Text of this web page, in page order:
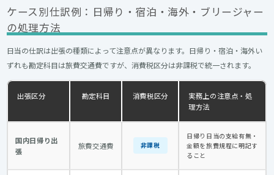
ケース別仕訳例：日帰り・宿泊・海外・ブリージャー
の処理方法
日当の仕訳は出張の種類によって注意点が異なります。日帰り・宿泊・海外い
ずれも勘定科目は旅費交通費ですが、消費税区分は非課税で統一されます。
出張区分 勘定科目 消費税区分
実務上の注意点・処
理方法
国内日帰り出
張
旅費交通費 非課税
日帰り日当の支給有無・
金額を旅費規程に明記す
ること